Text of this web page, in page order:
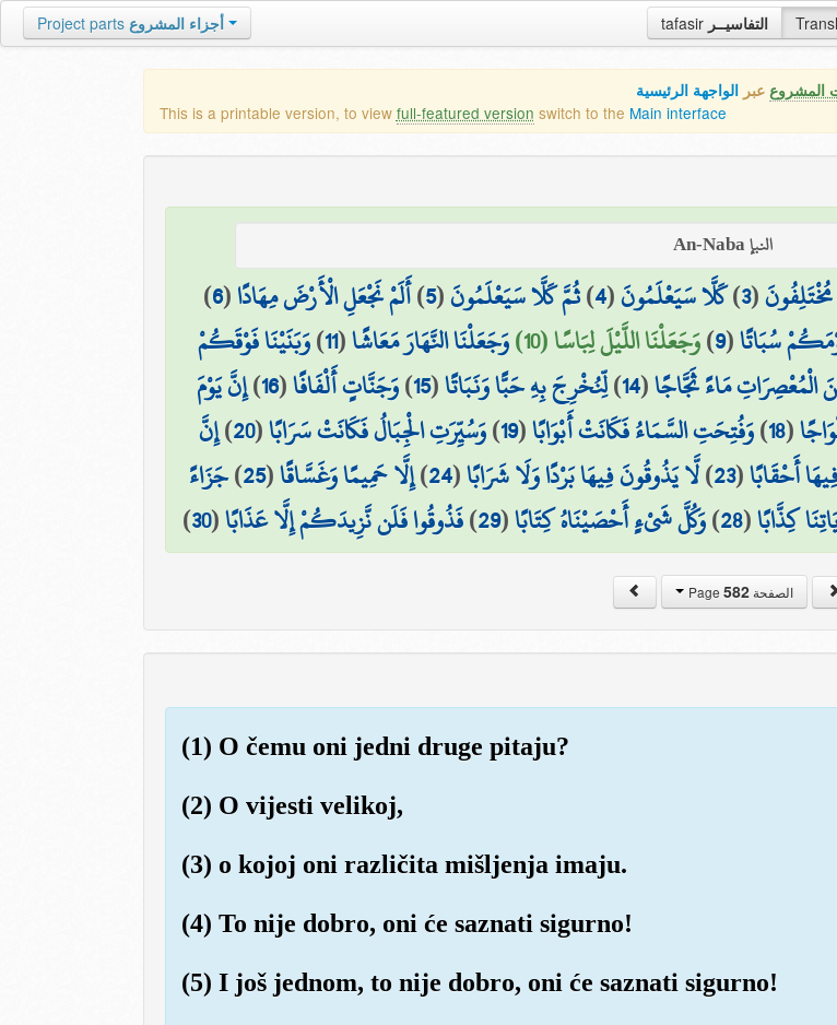
tafasir التفاسيــر Project parts أجزاء المشروع
المشروع عبر الواجهة الرئيسية
This is a printable version, to view full-featured version switch to the Main interface
النبإ An-Naba
(
3
)كَلَّا سَيَعْلَمُونَ(
4
)ثُمَّ كَلَّا سَيَعْلَمُونَ(
5
)أَلَمْ نَجْعَلِ الْأَرْضَ مِهَادًا(
6
)
سُبَاتًا(
9
)وَجَعَلْنَا اللَّيْلَ لِبَاسًا (10) وَجَعَلْنَا النَّهَارَ مَعَاشًا(
11
)وَبَنَيْنَا فَوْقَكُمْ
الْمُعْصِرَاتِ مَاءً ثَجَّاجًا(
14
)لِّنُخْرِجَ بِهِ حَبًّا وَنَبَاتًا(
15
)وَجَنَّاتٍ أَلْفَافًا(
16
)إِنَّ يَوْمَ
(
18
)وَفُتِحَتِ السَّمَاءُ فَكَانَتْ أَبْوَابًا(
19
)وَسُيِّرَتِ الْجِبَالُ فَكَانَتْ سَرَابًا(
20
)إِنَّ
أَحْقَابًا(
23
)لَّا يَذُوقُونَ فِيهَا بَرْدًا وَلَا شَرَابًا(
24
)إِلَّا حَمِيمًا وَغَسَّاقًا(
25
)جَزَاءً
كِذَّابًا(
28
)وَكُلَّ شَيْءٍ أَحْصَيْنَاهُ كِتَابًا(
29
)فَذُوقُوا فَلَن نَّزِيدَكُمْ إِلَّا عَذَابًا(
30
)
الصفحة Page582
(1) O čemu oni jedni druge pitaju?
(2) O vijesti velikoj,
(3) o kojoj oni različita mišljenja imaju.
(4) To nije dobro, oni će saznati sigurno!
(5) I još jednom, to nije dobro, oni će saznati sigurno!